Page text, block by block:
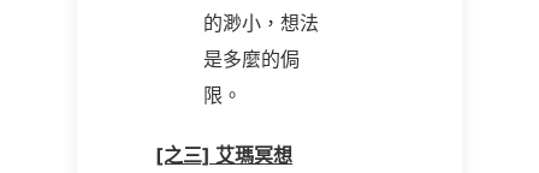
的渺小，想法
是多麼的侷
限。
[之三] 艾瑪冥想